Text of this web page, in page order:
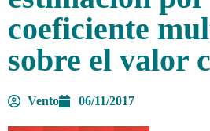
coeficiente
sobre el valor
Vento 06/11/2017